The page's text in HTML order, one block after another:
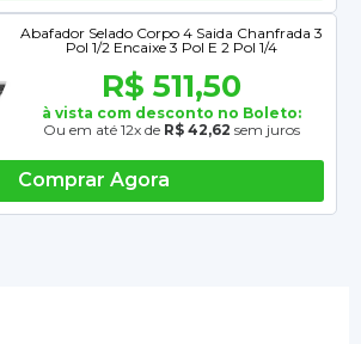
Abafador Selado Corpo 4 Saida Chanfrada 3
Pol 1/2 Encaixe 3 Pol E 2 Pol 1/4
R$ 511,50
à vista com desconto no Boleto:
Ou em até 12x de R$ 42,62 sem juros
Comprar Agora